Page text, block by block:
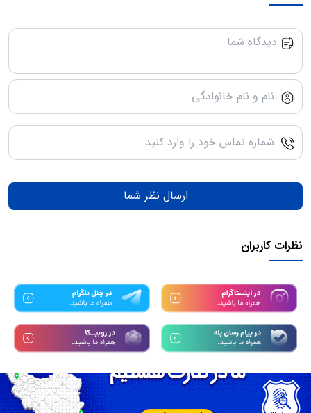
ارسال نظر شما
نظرات کاربران
تمامی حقوق مادی و معنوی این سرویس متعلق به سامانههمیاب24 میباشد.